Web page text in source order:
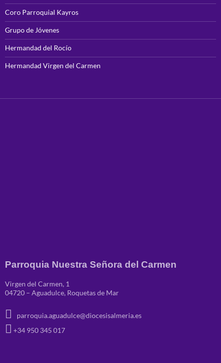
Coro Parroquial Kayros
Grupo de Jóvenes
Hermandad del Rocío
Hermandad Virgen del Carmen
Parroquia Nuestra Señora del Carmen
Virgen del Carmen, 1
04720 – Aguadulce, Roquetas de Mar
parroquia.aguadulce@diocesisalmeria.es
+34 950 345 017